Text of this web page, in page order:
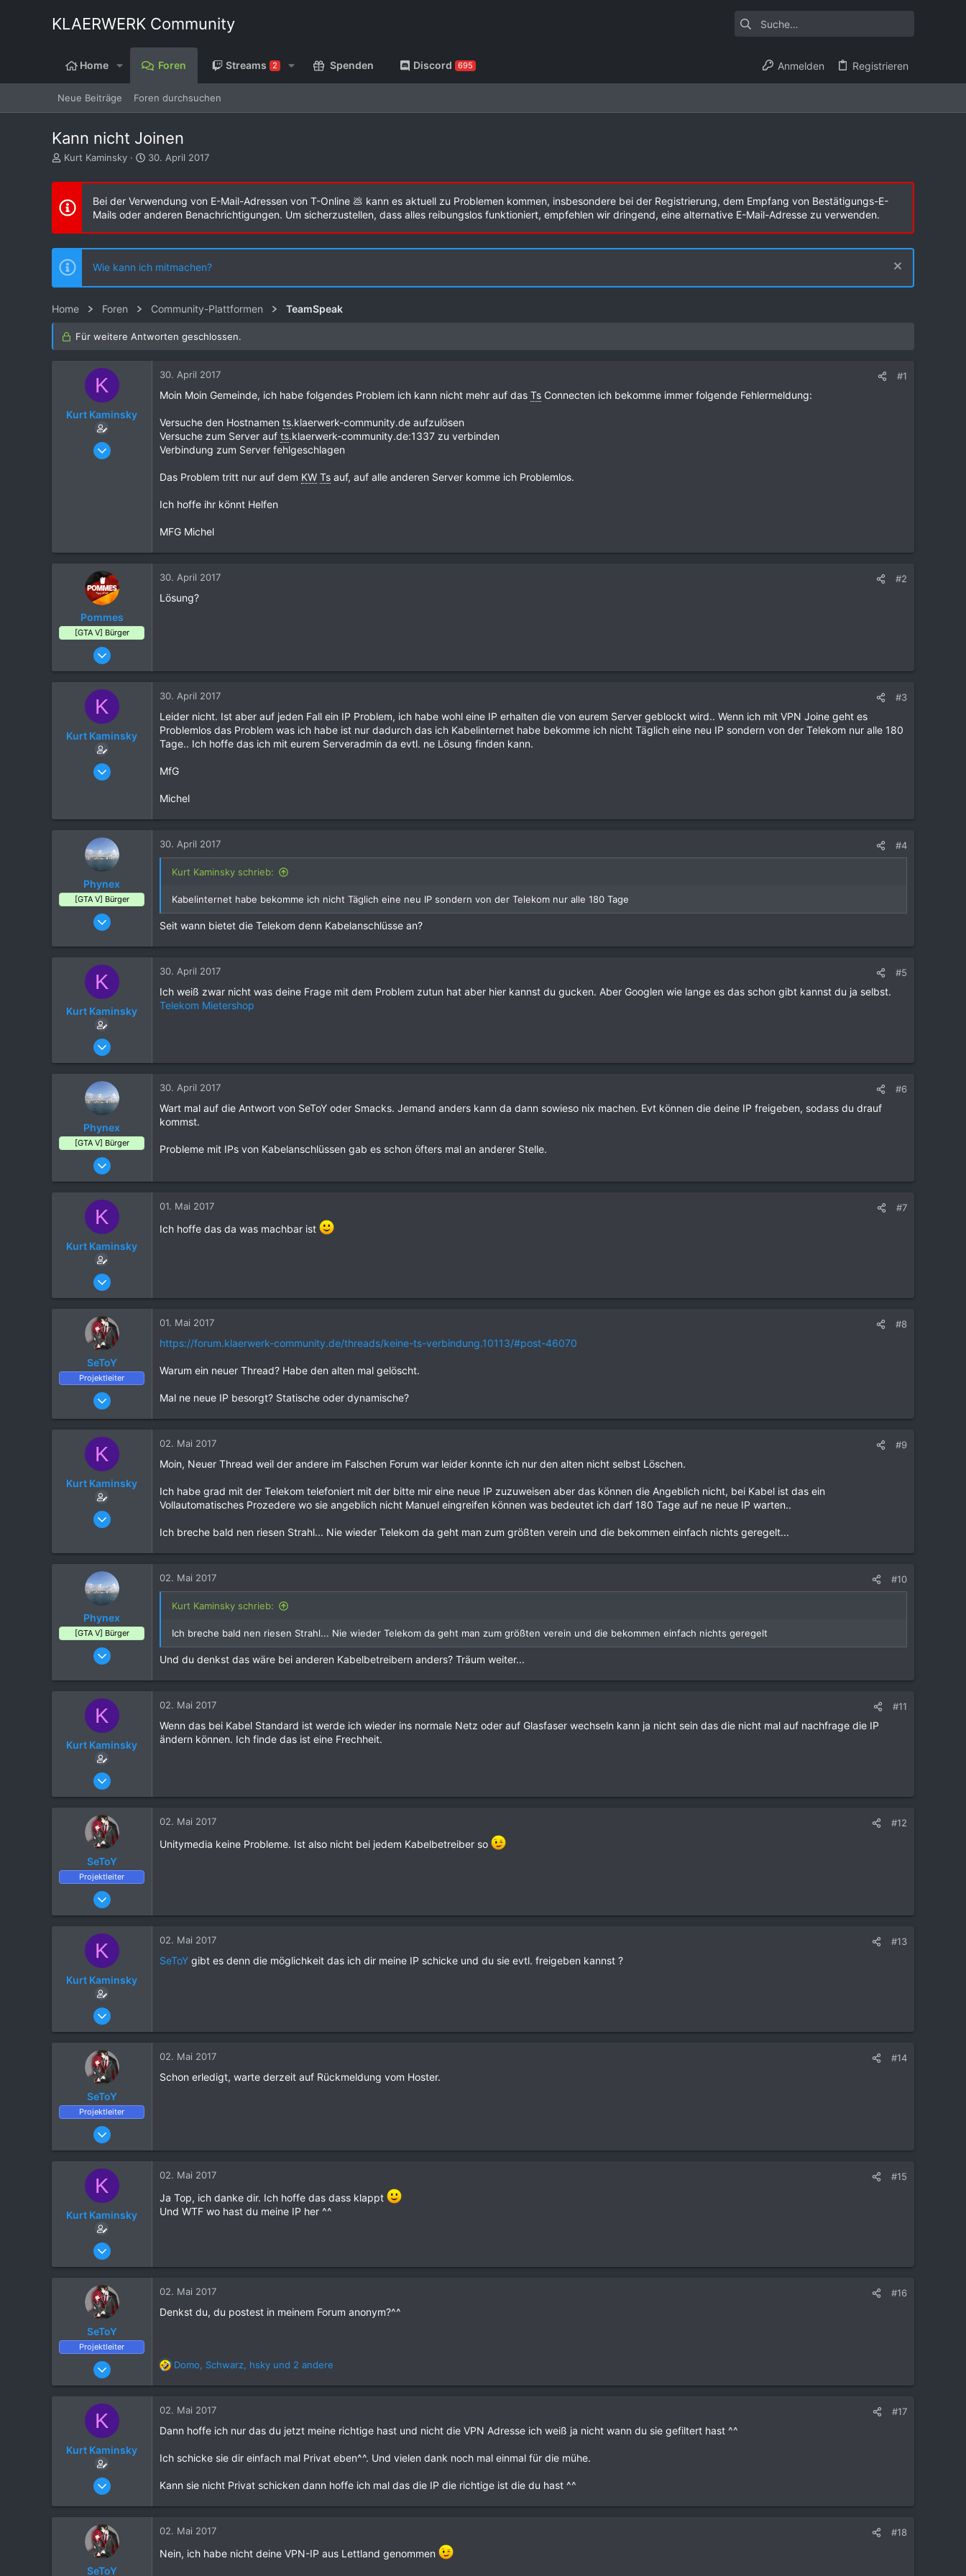
KLAERWERK Community
Home Foren Streams 2 Spenden Discord 695 Anmelden Registrieren
Neue Beiträge Foren durchsuchen
Kann nicht Joinen
E
s
e
l
e
r
Kurt Kaminsky
E
s
e
l
l
t
m
30. April 2017
Bei der Verwendung von E-Mail-Adressen von T-Online 💩 kann es aktuell zu Problemen kommen, insbesondere bei der Registrierung, dem Empfang von Bestätigungs-E-
Mails oder anderen Benachrichtigungen. Um sicherzustellen, dass alles reibungslos funktioniert, empfehlen wir dringend, eine alternative E-Mail-Adresse zu verwenden.
Wie kann ich mitmachen?
Home Foren Community-Plattformen TeamSpeak
Für weitere Antworten geschlossen.
K
Kurt Kaminsky
30. April 2017 #1
Moin Moin Gemeinde, ich habe folgendes Problem ich kann nicht mehr auf das Ts Connecten ich bekomme immer folgende Fehlermeldung:
Versuche den Hostnamen ts.klaerwerk-community.de aufzulösen
Versuche zum Server auf ts.klaerwerk-community.de:1337 zu verbinden
Verbindung zum Server fehlgeschlagen
Das Problem tritt nur auf dem KW Ts auf, auf alle anderen Server komme ich Problemlos.
Ich hoffe ihr könnt Helfen
MFG Michel
Pommes
[GTA V] Bürger
11. April 2016
70
30. April 2017 #2
Lösung?
K
Kurt Kaminsky
2
30. April 2017 #3
Leider nicht. Ist aber auf jeden Fall ein IP Problem, ich habe wohl eine IP erhalten die von eurem Server geblockt wird.. Wenn ich mit VPN Joine geht es
Problemlos das Problem was ich habe ist nur dadurch das ich Kabelinternet habe bekomme ich nicht Täglich eine neu IP sondern von der Telekom nur alle 180
Tage.. Ich hoffe das ich mit eurem Serveradmin da evtl. ne Lösung finden kann.
MfG
Michel
Phynex
[GTA V] Bürger
30. April 2017 #4
Kurt Kaminsky schrieb:
Kabelinternet habe bekomme ich nicht Täglich eine neu IP sondern von der Telekom nur alle 180 Tage
Seit wann bietet die Telekom denn Kabelanschlüsse an?
K
Kurt Kaminsky
0
30. April 2017 #5
Ich weiß zwar nicht was deine Frage mit dem Problem zutun hat aber hier kannst du gucken. Aber Googlen wie lange es das schon gibt kannst du ja selbst.
Telekom Mietershop
Phynex
[GTA V] Bürger
67
30. April 2017 #6
Wart mal auf die Antwort von SeToY oder Smacks. Jemand anders kann da dann sowieso nix machen. Evt können die deine IP freigeben, sodass du drauf
kommst.
Probleme mit IPs von Kabelanschlüssen gab es schon öfters mal an anderer Stelle.
K
Kurt Kaminsky
0
01. Mai 2017 #7
Ich hoffe das da was machbar ist
SeToY
Projektleiter
25. März 2016
21.081
01. Mai 2017 #8
https://forum.klaerwerk-community.de/threads/keine-ts-verbindung.10113/#post-46070
Warum ein neuer Thread? Habe den alten mal gelöscht.
Mal ne neue IP besorgt? Statische oder dynamische?
K
Kurt Kaminsky
2
02. Mai 2017 #9
Moin, Neuer Thread weil der andere im Falschen Forum war leider konnte ich nur den alten nicht selbst Löschen.
Ich habe grad mit der Telekom telefoniert mit der bitte mir eine neue IP zuzuweisen aber das können die Angeblich nicht, bei Kabel ist das ein
Vollautomatisches Prozedere wo sie angeblich nicht Manuel eingreifen können was bedeutet ich darf 180 Tage auf ne neue IP warten..
Ich breche bald nen riesen Strahl... Nie wieder Telekom da geht man zum größten verein und die bekommen einfach nichts geregelt...
Phynex
[GTA V] Bürger
02. Mai 2017 #10
Kurt Kaminsky schrieb:
Ich breche bald nen riesen Strahl... Nie wieder Telekom da geht man zum größten verein und die bekommen einfach nichts geregelt
Und du denkst das wäre bei anderen Kabelbetreibern anders? Träum weiter...
K
Kurt Kaminsky
0
02. Mai 2017 #11
Wenn das bei Kabel Standard ist werde ich wieder ins normale Netz oder auf Glasfaser wechseln kann ja nicht sein das die nicht mal auf nachfrage die IP
ändern können. Ich finde das ist eine Frechheit.
SeToY
Projektleiter
25. März 2016
21.081
02. Mai 2017 #12
Unitymedia keine Probleme. Ist also nicht bei jedem Kabelbetreiber so
K
Kurt Kaminsky
0
02. Mai 2017 #13
SeToY gibt es denn die möglichkeit das ich dir meine IP schicke und du sie evtl. freigeben kannst ?
SeToY
Projektleiter
25. März 2016
21.081
02. Mai 2017 #14
Schon erledigt, warte derzeit auf Rückmeldung vom Hoster.
K
Kurt Kaminsky
0
02. Mai 2017 #15
Ja Top, ich danke dir. Ich hoffe das dass klappt
Und WTF wo hast du meine IP her ^^
SeToY
Projektleiter
25. März 2016
21.081
02. Mai 2017 #16
Denkst du, du postest in meinem Forum anonym?^^
R
e
k
i
n
n
Domo, Schwarz, hsky und 2 andere
K
Kurt Kaminsky
0
02. Mai 2017 #17
Dann hoffe ich nur das du jetzt meine richtige hast und nicht die VPN Adresse ich weiß ja nicht wann du sie gefiltert hast ^^
Ich schicke sie dir einfach mal Privat eben^^. Und vielen dank noch mal einmal für die mühe.
Kann sie nicht Privat schicken dann hoffe ich mal das die IP die richtige ist die du hast ^^
SeToY
02. Mai 2017 #18
Nein, ich habe nicht deine VPN-IP aus Lettland genommen